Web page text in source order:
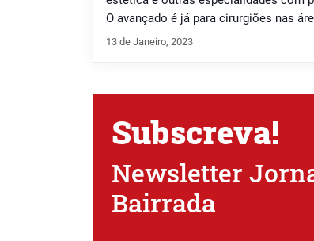
O avançado é já para cirurgiões nas
13 de Janeiro, 2023
Subscreva!
Newsletter
Bairrada